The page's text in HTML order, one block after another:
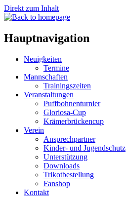
Direkt zum Inhalt
Hauptnavigation
Neuigkeiten
Termine
Mannschaften
Trainingszeiten
Veranstaltungen
Puffbohnenturnier
Gloriosa-Cup
Krämerbrückencup
Verein
Ansprechpartner
Kinder- und Jugendschutz
Unterstützung
Downloads
Trikotbestellung
Fanshop
Kontakt